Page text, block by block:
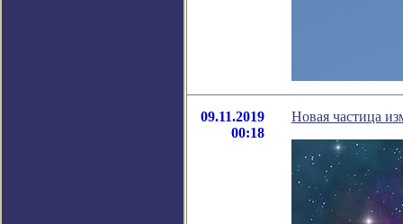
09.11.2019
00:18
Новая частица